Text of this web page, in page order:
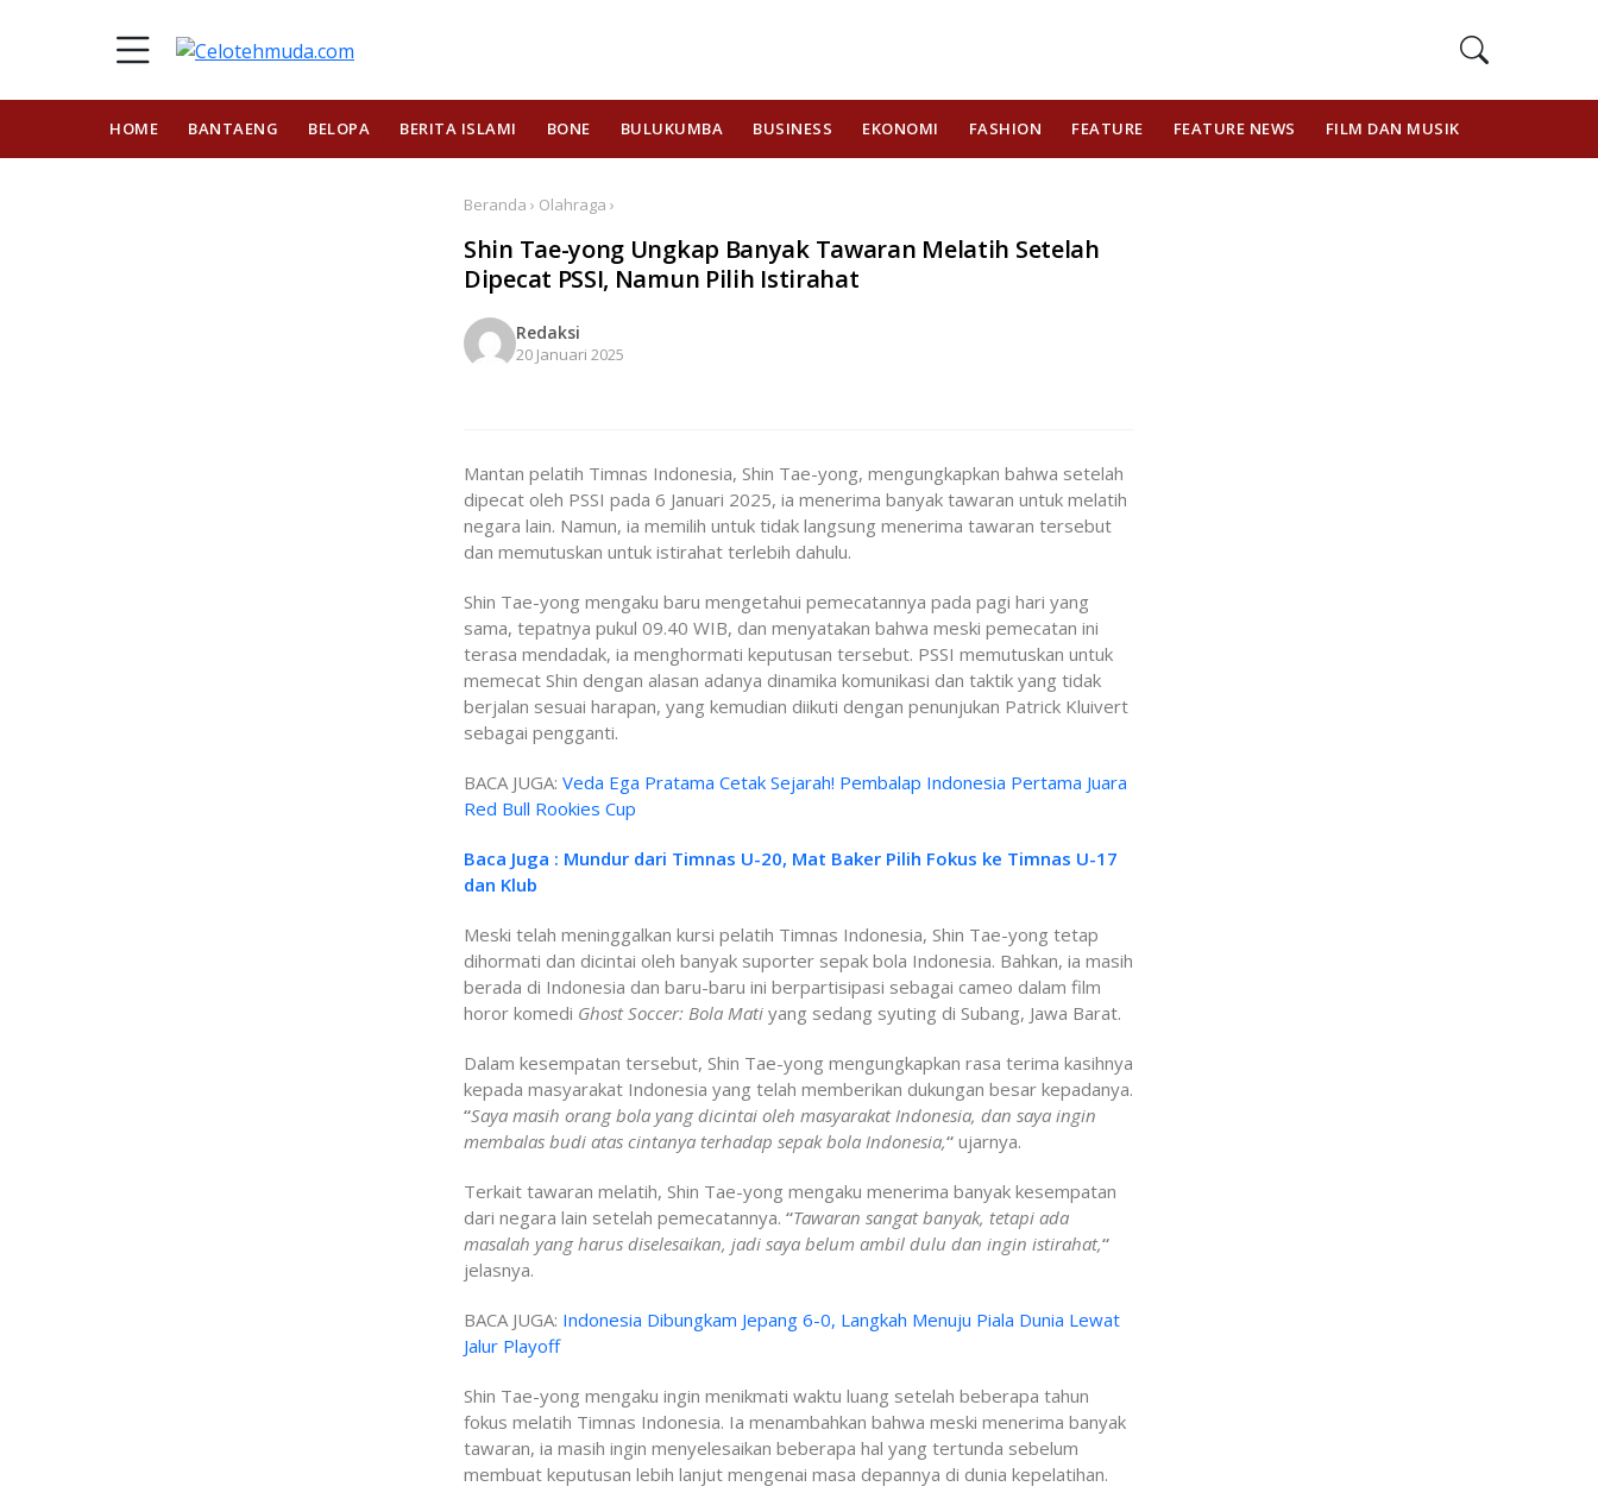
HOME BANTAENG BELOPA BERITA ISLAMI BONE BULUKUMBA BUSINESS EKONOMI FASHION FEATURE FEATURE NEWS FILM DAN MUSIK
Beranda › Olahraga ›
Shin Tae-yong Ungkap Banyak Tawaran Melatih Setelah
Dipecat PSSI, Namun Pilih Istirahat
Redaksi
20 Januari 2025
Mantan pelatih Timnas Indonesia, Shin Tae-yong, mengungkapkan bahwa setelah
dipecat oleh PSSI pada 6 Januari 2025, ia menerima banyak tawaran untuk melatih
negara lain. Namun, ia memilih untuk tidak langsung menerima tawaran tersebut
dan memutuskan untuk istirahat terlebih dahulu.
Shin Tae-yong mengaku baru mengetahui pemecatannya pada pagi hari yang
sama, tepatnya pukul 09.40 WIB, dan menyatakan bahwa meski pemecatan ini
terasa mendadak, ia menghormati keputusan tersebut. PSSI memutuskan untuk
memecat Shin dengan alasan adanya dinamika komunikasi dan taktik yang tidak
berjalan sesuai harapan, yang kemudian diikuti dengan penunjukan Patrick Kluivert
sebagai pengganti.
BACA JUGA: Veda Ega Pratama Cetak Sejarah! Pembalap Indonesia Pertama Juara
Red Bull Rookies Cup
Baca Juga : Mundur dari Timnas U-20, Mat Baker Pilih Fokus ke Timnas U-17
dan Klub
Meski telah meninggalkan kursi pelatih Timnas Indonesia, Shin Tae-yong tetap
dihormati dan dicintai oleh banyak suporter sepak bola Indonesia. Bahkan, ia masih
berada di Indonesia dan baru-baru ini berpartisipasi sebagai cameo dalam film
horor komedi Ghost Soccer: Bola Mati yang sedang syuting di Subang, Jawa Barat.
Dalam kesempatan tersebut, Shin Tae-yong mengungkapkan rasa terima kasihnya
kepada masyarakat Indonesia yang telah memberikan dukungan besar kepadanya.
“Saya masih orang bola yang dicintai oleh masyarakat Indonesia, dan saya ingin
membalas budi atas cintanya terhadap sepak bola Indonesia,“ ujarnya.
Terkait tawaran melatih, Shin Tae-yong mengaku menerima banyak kesempatan
dari negara lain setelah pemecatannya. “Tawaran sangat banyak, tetapi ada
masalah yang harus diselesaikan, jadi saya belum ambil dulu dan ingin istirahat,“
jelasnya.
BACA JUGA: Indonesia Dibungkam Jepang 6-0, Langkah Menuju Piala Dunia Lewat
Jalur Playoff
Shin Tae-yong mengaku ingin menikmati waktu luang setelah beberapa tahun
fokus melatih Timnas Indonesia. Ia menambahkan bahwa meski menerima banyak
tawaran, ia masih ingin menyelesaikan beberapa hal yang tertunda sebelum
membuat keputusan lebih lanjut mengenai masa depannya di dunia kepelatihan.